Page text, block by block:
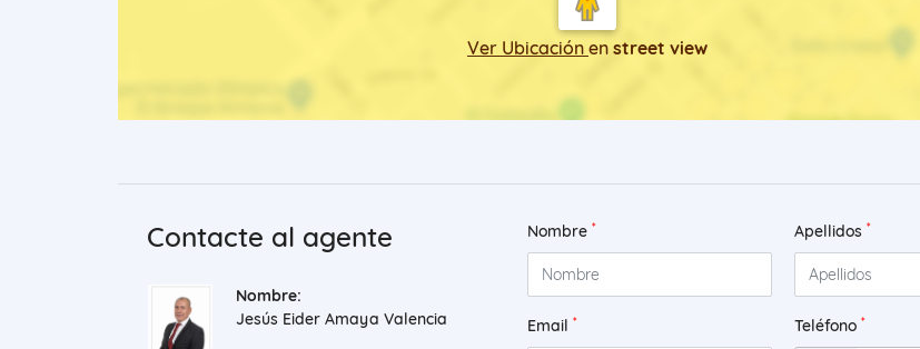
Ver Ubicación en street view
Contacte al agente
Nombre:
Jesús Eider Amaya Valencia
Nombre * Apellidos *
Email * Teléfono *